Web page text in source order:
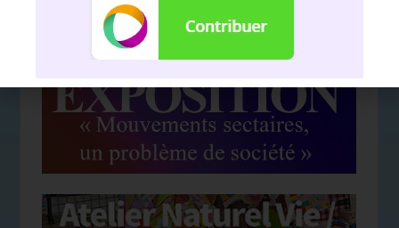
https://www.facebook.com